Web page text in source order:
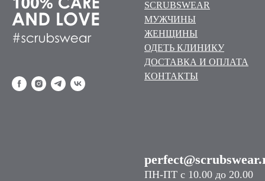
SCRUBSWEAR
МУЖЧИНЫ
ЖЕНЩИНЫ
ОДЕТЬ КЛИНИКУ
ДОСТАВКА И ОПЛАТА
КОНТАКТЫ
ПН-ПТ с 10.00 до 20.00